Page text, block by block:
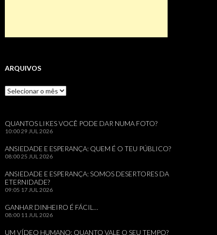
ARQUIVOS
Arquivos
QUANTOS LIKES VOCÊ PODE DAR NUMA FOTO?
10:00 29 JUL 2026
ANSIEDADE E ESPERANÇA: QUEM É O TEU PÚBLICO?
08:00 25 JUL 2026
ANSIEDADE E ESPERANÇA: SOMOS DESERTORES DA
ETERNIDADE?
09:05 17 JUL 2026
GANHAR DINHEIRO É FÁCIL…
08:00 11 JUL 2026
UM VÍDEO HUMANO: QUANTO VALE O SEU TEMPO?